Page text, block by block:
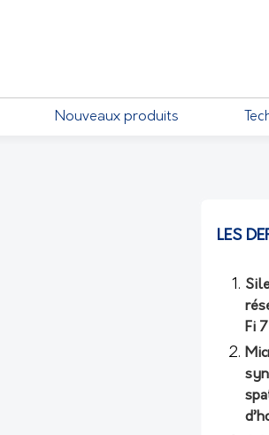
Nouveaux produits
LES
Fi